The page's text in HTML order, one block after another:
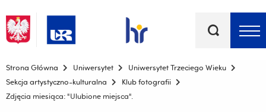
kluczowe
Menu - górna belka
Strona Główna Uniwersytet
Uniwersytet Trzeciego Wieku
Sekcja artystyczno-kulturalna
Klub fotografii
Zdjęcia miesiąca: "Ulubione miejsca".